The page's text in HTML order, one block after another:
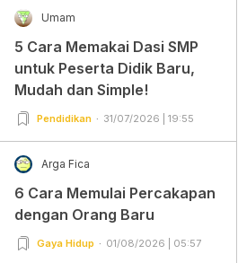
Umam
5 Cara Memakai Dasi SMP
untuk Peserta Didik Baru,
Mudah dan Simple!
Pendidikan 31/07/2026 | 19:55
Arga Fica
6 Cara Memulai Percakapan
dengan Orang Baru
Gaya Hidup 01/08/2026 | 05:57